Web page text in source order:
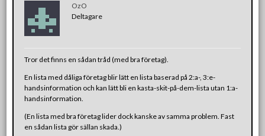
OzO
Deltagare
Tror det finns en sådan tråd (med bra företag).
En lista med dåliga företag blir lätt en lista baserad på 2:a-, 3:e-
handsinformation och kan lätt bli en kasta-skit-på-dem-lista utan 1:a-
handsinformation.
(En lista med bra företag lider dock kanske av samma problem. Fast
en sådan lista gör sällan skada.)